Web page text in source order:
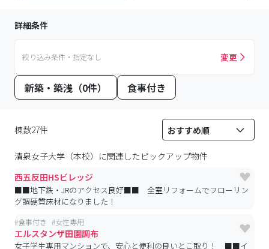
詳細条件
絞り込み条件・指定なし 変更
新築・築浅（0件） 食事付き
棟数27件
清泉女子大学（本校） に関連したピックアップ物件
西五反田HSビレッジ
■■地下鉄・JRのアクセス良好■■ 全室リフォームでフローリン
グ調硬質床材になりました！
#食事付き #女性専用
エルスタンザ田園調布
女子学生専用マンションで、安心と便利の良いとこ取り！ ■■イ